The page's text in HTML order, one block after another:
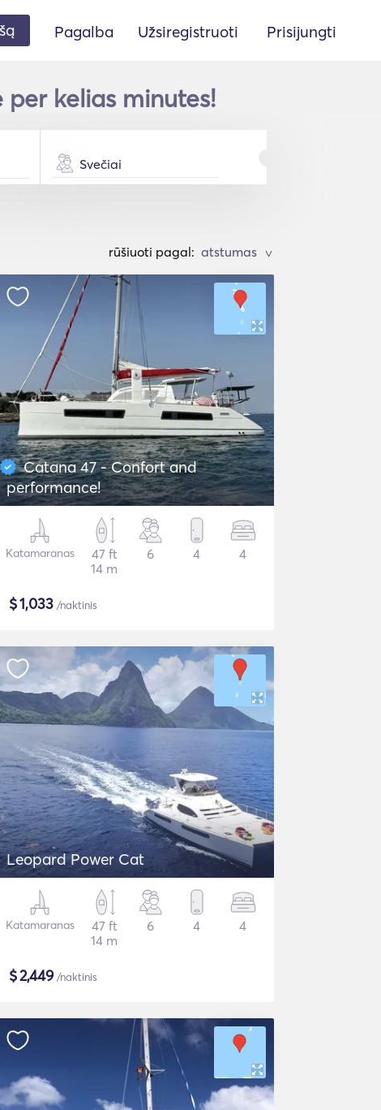
Pagalba Užsiregistruoti Prisijungti
kelias minutes!
Svečiai
rūšiuoti pagal: >
Catana 47 - Confort and
performance!
Katamaranas
47 ft
14 m
6 4 4
$1,033 /naktinis
Leopard Power Cat
Katamaranas
47 ft
14 m
6 4 4
$2,449/naktinis